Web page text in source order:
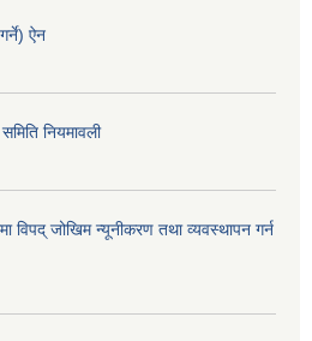
ऐन
नियमावली
विपद् जोखिम न्यूनीकरण तथा व्यवस्थापन गर्न